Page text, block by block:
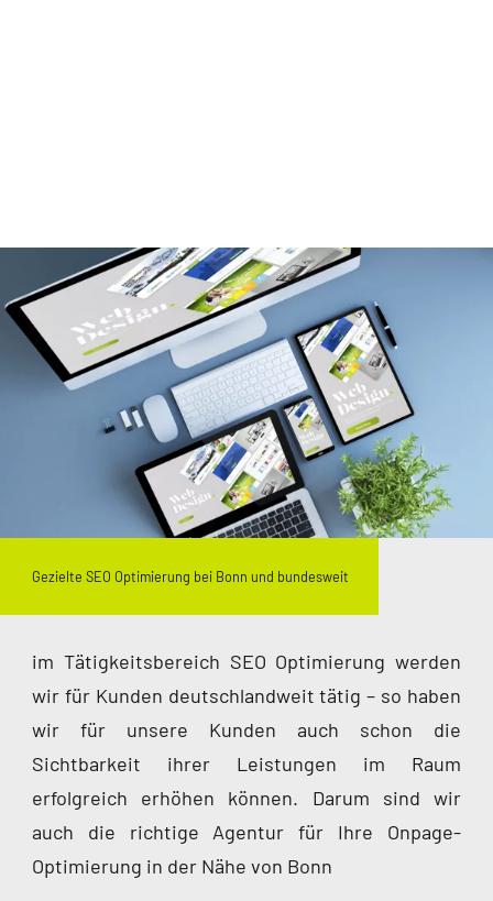
Gezielte SEO Optimierung bei Bonn und bundesweit
im Tätigkeitsbereich SEO Optimierung werden
wir für Kunden deutschlandweit tätig – so haben
wir für unsere Kunden auch schon die
Sichtbarkeit ihrer Leistungen im Raum
erfolgreich erhöhen können. Darum sind wir
auch die richtige Agentur für Ihre Onpage-
Optimierung in der Nähe von Bonn